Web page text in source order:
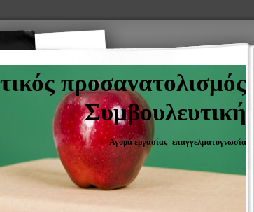
προσανατολισμός
Συμβουλευτική
Αγορά εργασίας- επαγγελματογνωσία